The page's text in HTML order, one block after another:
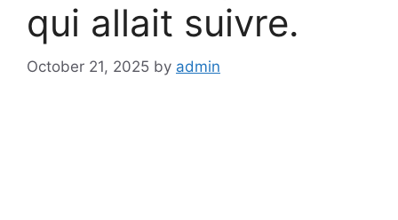
qui allait suivre.
October 21, 2025 by admin